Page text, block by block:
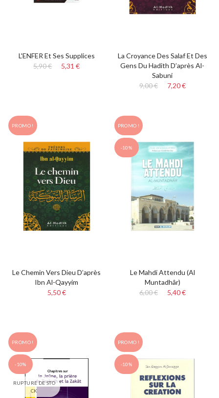
L'ENFER Et Ses Supplices
5,90 €
5,31 €
La Croyance Des Salaf Et Des
Gens Du Hadith D’après Al-
Sabuni
9,00 €
7,20 €
PROMO !
Le Chemin Vers Dieu D’après
Ibn Al-Qayyim
5,50 €
PROMO !
-10%
Le Mahdi Attendu (Al
Muntadhâr)
6,00 €
5,40 €
PROMO !
-10%
RUPTURE DE STO
CK
PROMO !
-10%